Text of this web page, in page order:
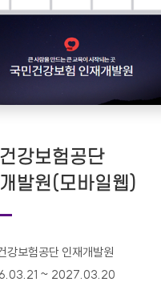
강보험공단
발원(모바일웹)
:
강보험공단 인재개발원
간 :
~ 2027.03.20